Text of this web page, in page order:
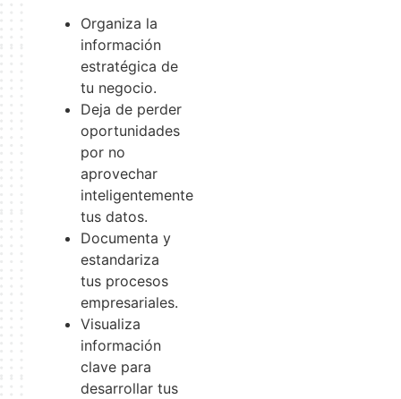
Organiza la
información
estratégica de
tu negocio.
Deja de perder
oportunidades
por no
aprovechar
inteligentemente
tus datos.
Documenta y
estandariza
tus procesos
empresariales.
Visualiza
información
clave para
desarrollar tus